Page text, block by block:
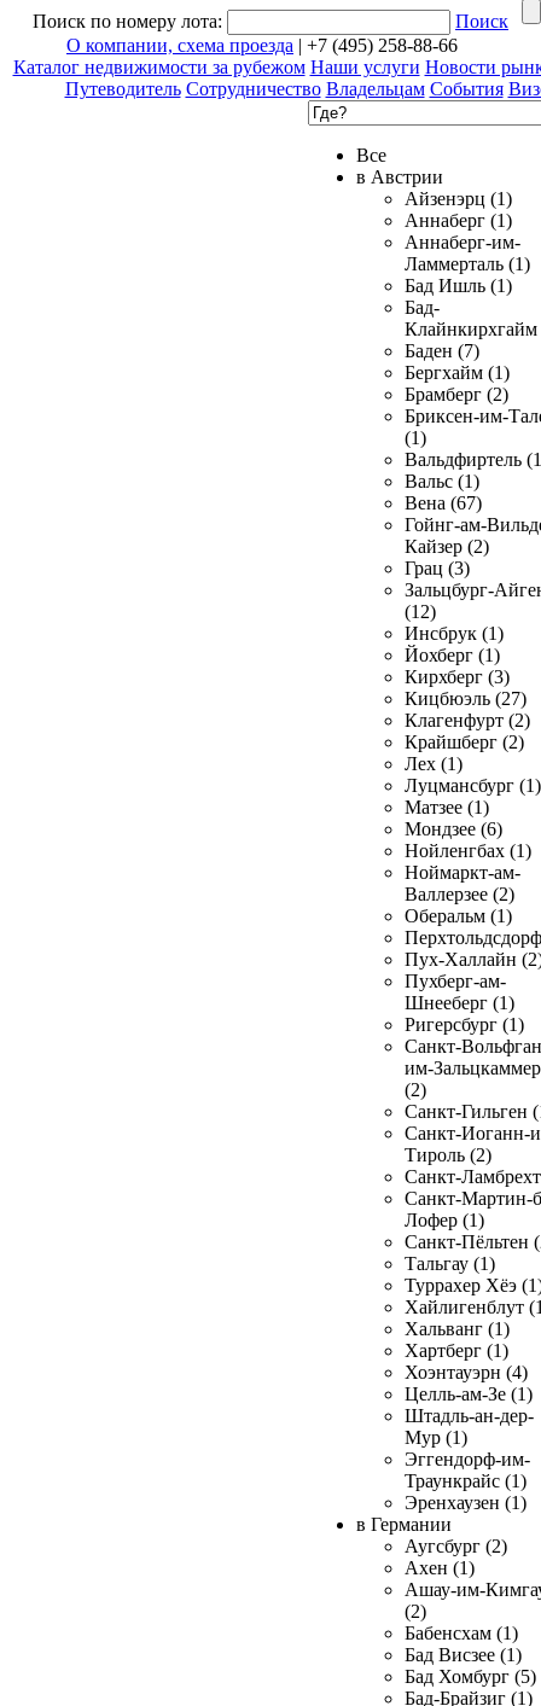
Поиск по номеру лота:
Поиск
О компании, схема проезда | +7 (495) 258-88-66
Каталог недвижимости за рубежом Наши услуги Новости
Путеводитель Сотрудничество Владельцам События
Все
в Австрии
Айзенэрц (1)
Аннаберг (1)
Аннаберг-им-
Ламмерталь (1)
Бад Ишль (1)
Бад-
Клайнкирхгайм
Баден (7)
Бергхайм (1)
Брамберг (2)
Бриксен-им-
(1)
Вальдфиртель
Вальс (1)
Вена (67)
Гойнг-ам-
Кайзер (2)
Грац (3)
Зальцбург-
(12)
Инсбрук (1)
Йохберг (1)
Кирхберг (3)
Кицбюэль (27)
Клагенфурт (2)
Крайшберг (2)
Лех (1)
Луцмансбург (1)
Матзее (1)
Мондзее (6)
Нойленгбах (1)
Ноймаркт-ам-
Валлерзее (2)
Оберальм (1)
Пух-Халлайн
Пухберг-ам-
Шнееберг (1)
Ригерсбург (1)
Санкт-
им-
(2)
Санкт-Гильген
Санкт-Иоганн-
Тироль (2)
Санкт-
Санкт-Мартин-
Лофер (1)
Санкт-Пёльтен
Тальгау (1)
Туррахер Хёэ
Хайлигенблут
Хальванг (1)
Хартберг (1)
Хоэнтауэрн (4)
Целль-ам-Зе (1)
Штадль-ан-дер-
Мур (1)
Эггендорф-им-
Траункрайс (1)
Эренхаузен (1)
в Германии
Аугсбург (2)
Ахен (1)
Ашау-им-
(2)
Бабенсхам (1)
Бад Висзее (1)
Бад Хомбург (5)
Бад-Брайзиг (1)